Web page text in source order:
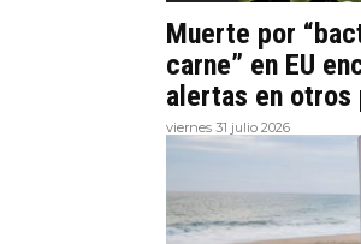
Muerte por
carne” en EU
alertas en otros
viernes 31 julio 2026